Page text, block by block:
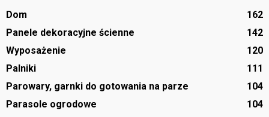
Dom
162
Panele dekoracyjne ścienne
142
Wyposażenie
120
Palniki
111
Parowary, garnki do gotowania na parze
104
Parasole ogrodowe
104